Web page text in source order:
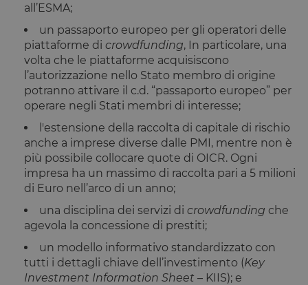
all’ESMA;
un passaporto europeo per gli operatori delle
piattaforme di crowdfunding, In particolare, una
volta che le piattaforme acquisiscono
l’autorizzazione nello Stato membro di origine
potranno attivare il c.d. “passaporto europeo” per
operare negli Stati membri di interesse;
l'estensione della raccolta di capitale di rischio
anche a imprese diverse dalle PMI, mentre non è
più possibile collocare quote di OICR. Ogni
impresa ha un massimo di raccolta pari a 5 milioni
di Euro nell’arco di un anno;
una disciplina dei servizi di crowdfunding che
agevola la concessione di prestiti;
un modello informativo standardizzato con
tutti i dettagli chiave dell’investimento (Key
Investment Information Sheet – KIIS); e